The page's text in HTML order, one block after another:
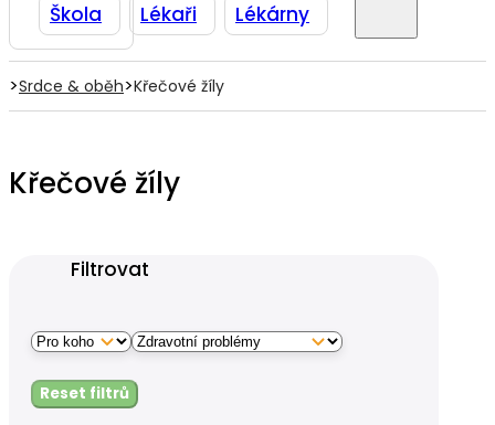
Škola Lékaři Lékárny
>Srdce & oběh>Křečové žíly
Křečové žíly
Filtrovat
Reset filtrů